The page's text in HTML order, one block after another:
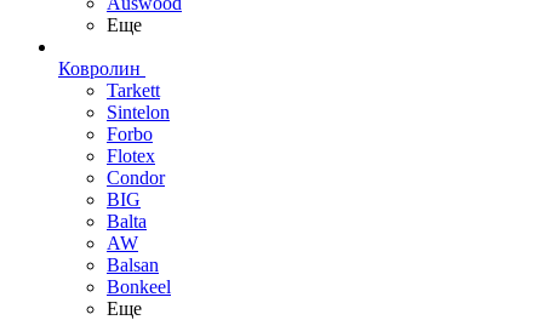
Еще
Ковролин
Tarkett
Sintelon
Forbo
Flotex
Condor
BIG
Balta
AW
Balsan
Bonkeel
Еще